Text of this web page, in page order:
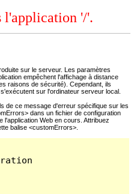
l'application '/'.
sur le serveur. Les paramètres
empêchent l'affichage à distance
raisons de sécurité). Cependant, ils
sur l'ordinateur serveur local.
de ce message d'erreur spécifique sur les
dans un fichier de configuration
l'application Web en cours. Attribuez
balise <customErrors>.